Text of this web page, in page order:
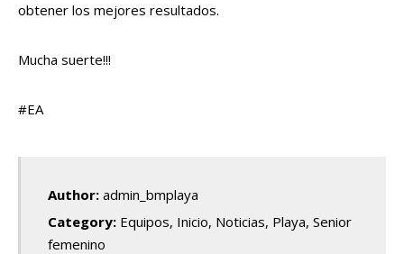
obtener los mejores resultados.
Mucha suerte!!!
#EA
Author: admin_bmplaya
Category: Equipos, Inicio, Noticias, Playa, Senior
femenino